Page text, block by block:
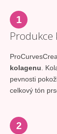
1
Produkce
kolagenu .
pevnosti
celkový tón
2